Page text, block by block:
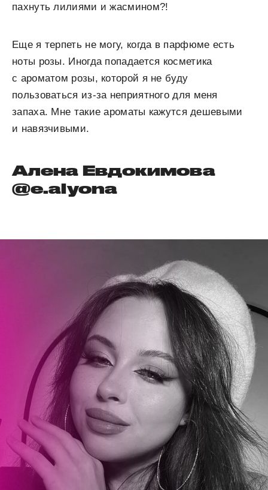
пахнуть лилиями и жасмином?!
Еще я терпеть не могу, когда в парфюме есть
ноты розы. Иногда попадается косметика
с ароматом розы, которой я не буду
пользоваться из-за неприятного для меня
запаха. Мне такие ароматы кажутся дешевыми
и навязчивыми.
Алена Евдокимова
@e.alyona